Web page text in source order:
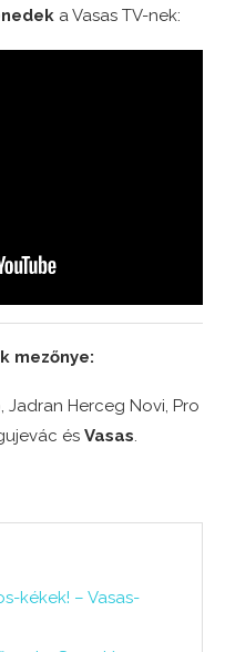
a Vasas TV-nek:
mezőnye:
Jadran Herceg Novi, Pro
és Vasas.
kékek! – Vasas-